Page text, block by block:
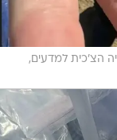
הצ'כית למדעים,